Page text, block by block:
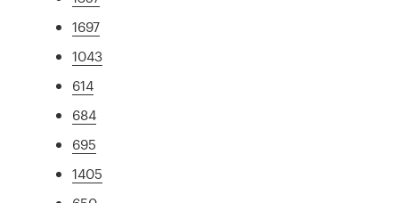
1697
1043
614
684
695
1405